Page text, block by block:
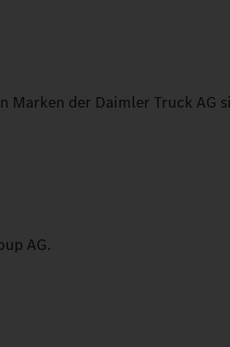
der Daimler Truck
AG.